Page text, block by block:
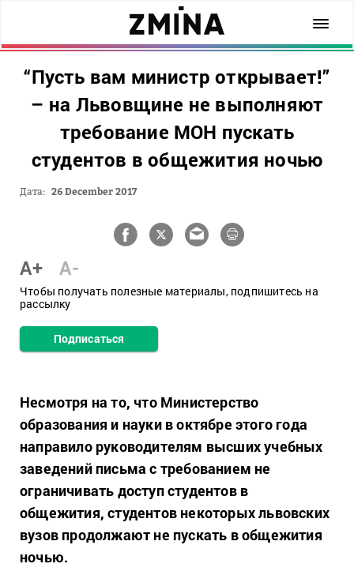
“Пусть вам министр открывает!”
– на Львовщине не выполняют
требование МОН пускать
студентов в общежития ночью
Дата: 26 December 2017
A+ A-
Чтобы получать полезные материалы, подпишитесь на
рассылку
Подписаться
Несмотря на то, что Министерство
образования и науки в октябре этого года
направило руководителям высших учебных
заведений письма с требованием не
ограничивать доступ студентов в
общежития, студентов некоторых львовских
вузов продолжают не пускать в общежития
ночью.